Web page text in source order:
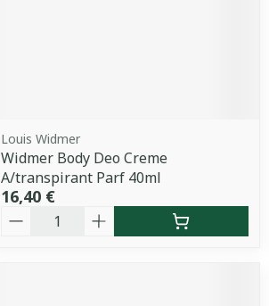
Louis Widmer
Widmer Body Deo Creme
A/transpirant Parf 40ml
16,40 €
Quantité